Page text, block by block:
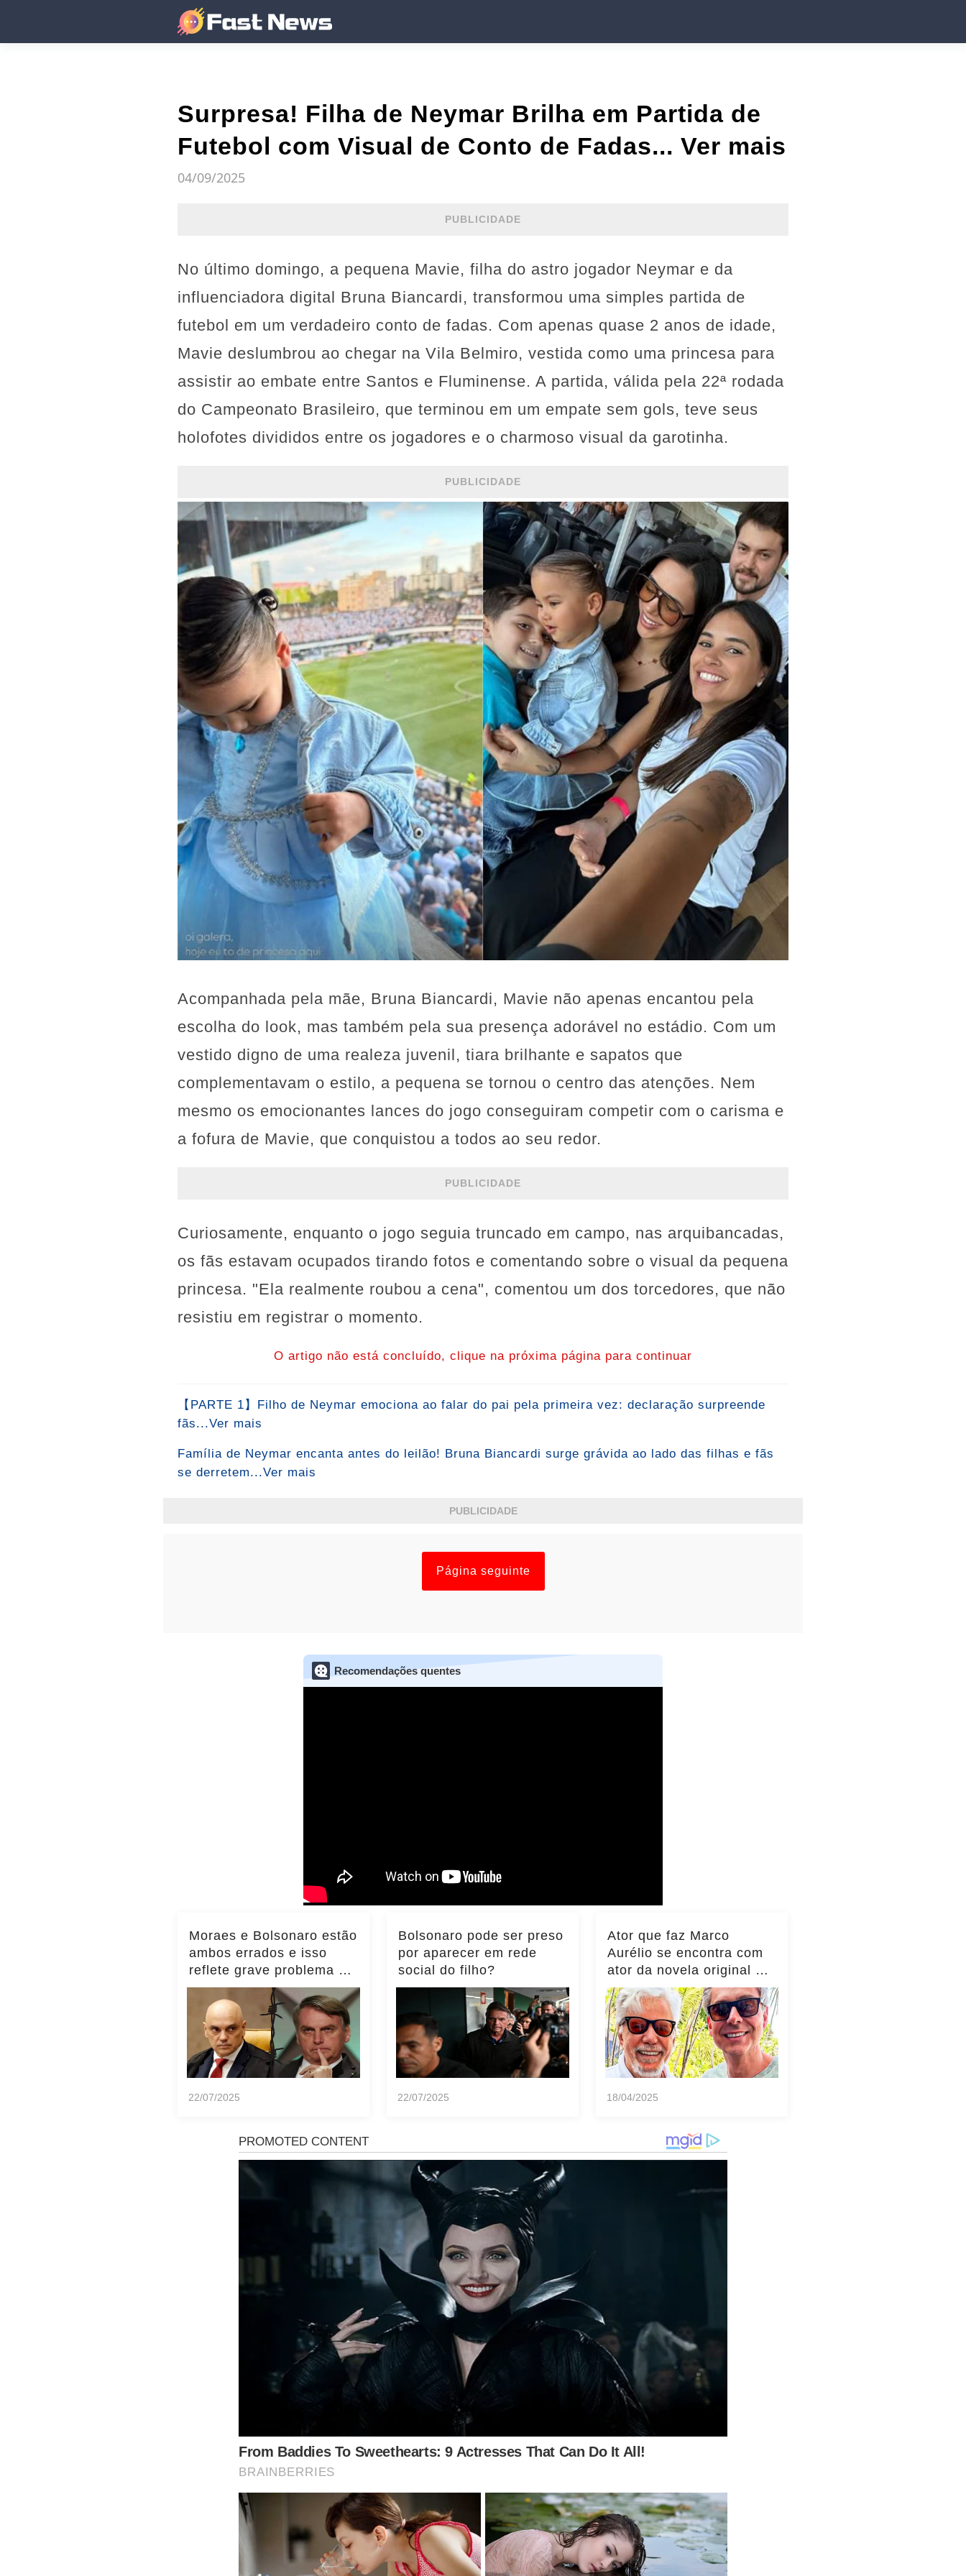
Surpresa! Filha de Neymar Brilha em Partida de
Futebol com Visual de Conto de Fadas... Ver mais
04/09/2025
PUBLICIDADE
No último domingo, a pequena Mavie, filha do astro jogador Neymar e da
influenciadora digital Bruna Biancardi, transformou uma simples partida de
futebol em um verdadeiro conto de fadas. Com apenas quase 2 anos de idade,
Mavie deslumbrou ao chegar na Vila Belmiro, vestida como uma princesa para
assistir ao embate entre Santos e Fluminense. A partida, válida pela 22ª rodada
do Campeonato Brasileiro, que terminou em um empate sem gols, teve seus
holofotes divididos entre os jogadores e o charmoso visual da garotinha.
PUBLICIDADE
Acompanhada pela mãe, Bruna Biancardi, Mavie não apenas encantou pela
escolha do look, mas também pela sua presença adorável no estádio. Com um
vestido digno de uma realeza juvenil, tiara brilhante e sapatos que
complementavam o estilo, a pequena se tornou o centro das atenções. Nem
mesmo os emocionantes lances do jogo conseguiram competir com o carisma e
a fofura de Mavie, que conquistou a todos ao seu redor.
PUBLICIDADE
Curiosamente, enquanto o jogo seguia truncado em campo, nas arquibancadas,
os fãs estavam ocupados tirando fotos e comentando sobre o visual da pequena
princesa. "Ela realmente roubou a cena", comentou um dos torcedores, que não
resistiu em registrar o momento.
O artigo não está concluído, clique na próxima página para continuar
【PARTE 1】Filho de Neymar emociona ao falar do pai pela primeira vez: declaração surpreende
fãs...Ver mais
Família de Neymar encanta antes do leilão! Bruna Biancardi surge grávida ao lado das filhas e fãs
se derretem...Ver mais
PUBLICIDADE
Página seguinte
Recomendações quentes
Moraes e Bolsonaro estão
ambos errados e isso
reflete grave problema do
Brasil, diz Transparência
Internacional
22/07/2025
Bolsonaro pode ser preso
por aparecer em rede
social do filho?
22/07/2025
Ator que faz Marco
Aurélio se encontra com
ator da novela original e
momento viraliza,
notícias!... ver mais
18/04/2025